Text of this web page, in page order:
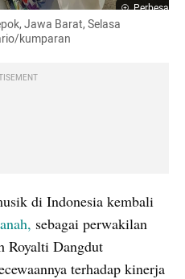
Perbesar
Jawa Barat, Selasa
kumparan
di Indonesia kembali
sebagai perwakilan
Dangdut
terhadap kinerja